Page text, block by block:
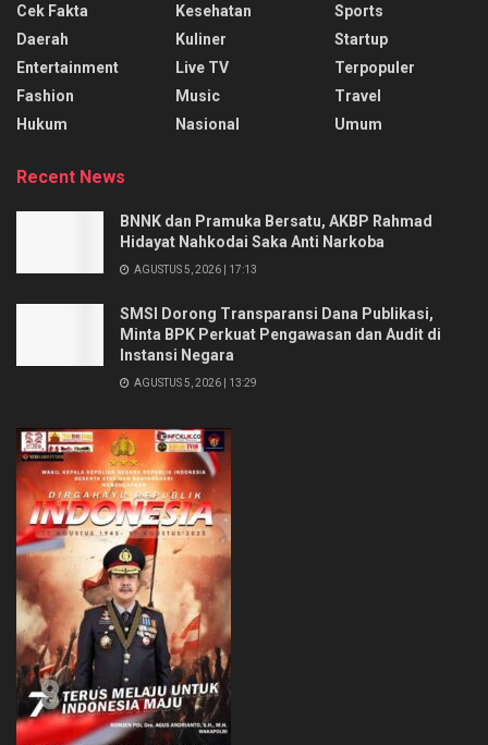
Cek Fakta
Daerah
Entertainment
Fashion
Hukum
Kesehatan
Kuliner
Live TV
Music
Nasional
Sports
Startup
Terpopuler
Travel
Umum
Recent News
BNNK dan Pramuka Bersatu, AKBP Rahmad
Hidayat Nahkodai Saka Anti Narkoba
AGUSTUS 5, 2026 | 17:13
SMSI Dorong Transparansi Dana Publikasi,
Minta BPK Perkuat Pengawasan dan Audit di
Instansi Negara
AGUSTUS 5, 2026 | 13:29